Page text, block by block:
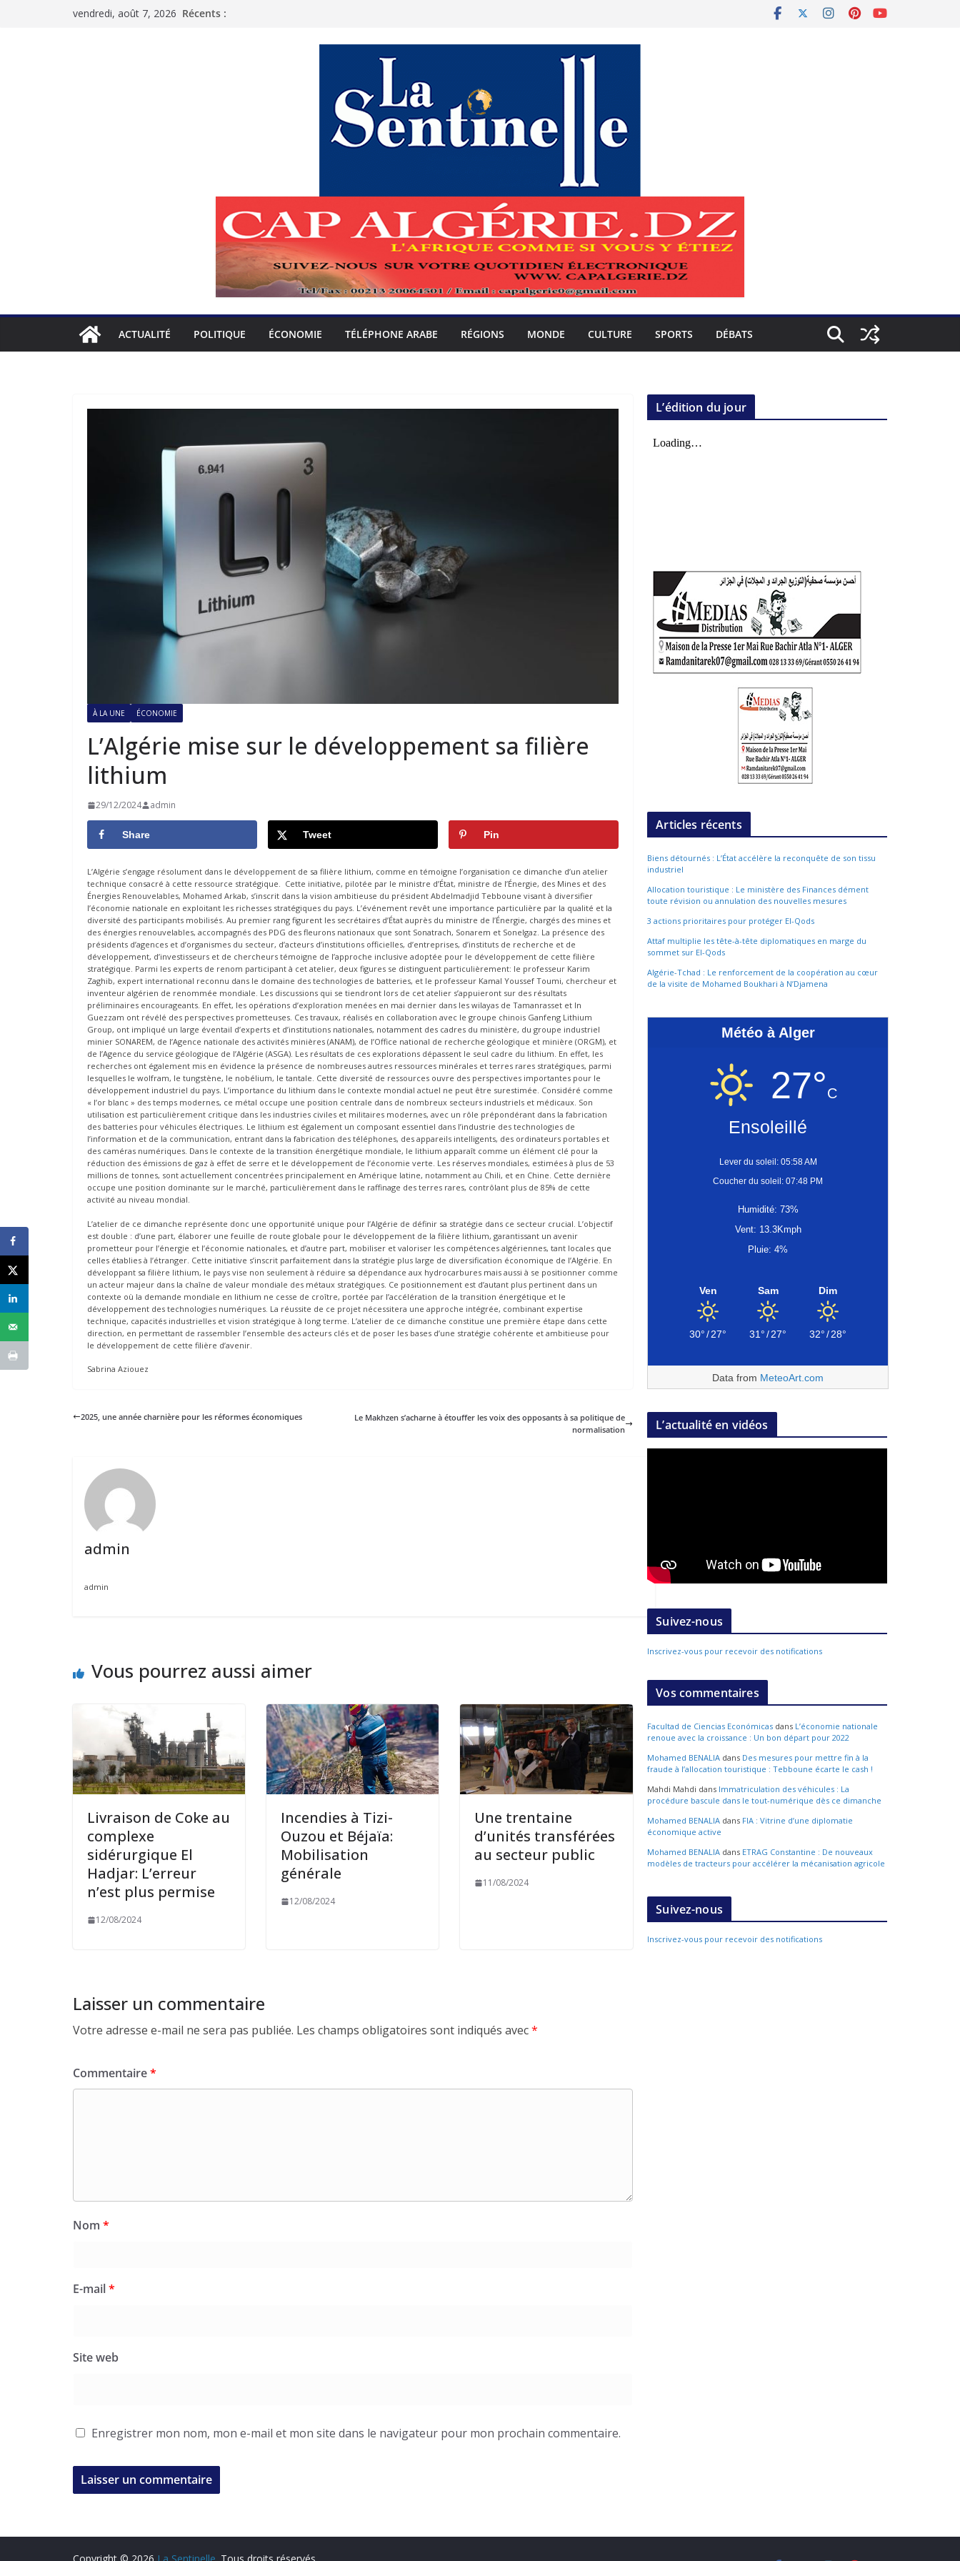
vendredi, août 7, 2026 Récents :
ACTUALITÉ POLITIQUE ÉCONOMIE TÉLÉPHONE ARABE RÉGIONS MONDE CULTURE SPORTS DÉBATS
À LA UNE ÉCONOMIE
L’Algérie mise sur le développement sa filière
lithium
29/12/2024 admin
Share Tweet Pin
L’Algérie s’engage résolument dans le développement de sa filière lithium, comme en témoigne l’organisation ce dimanche d’un atelier
technique consacré à cette ressource stratégique. Cette initiative, pilotée par le ministre d’État, ministre de l’Énergie, des Mines et des
Énergies Renouvelables, Mohamed Arkab, s’inscrit dans la vision ambitieuse du président Abdelmadjid Tebboune visant à diversifier
l’économie nationale en exploitant les richesses stratégiques du pays. L’événement revêt une importance particulière par la qualité et la
diversité des participants mobilisés. Au premier rang figurent les secrétaires d’État auprès du ministre de l’Énergie, chargés des mines et
des énergies renouvelables, accompagnés des PDG des fleurons nationaux que sont Sonatrach, Sonarem et Sonelgaz. La présence des
présidents d’agences et d’organismes du secteur, d’acteurs d’institutions officielles, d’entreprises, d’instituts de recherche et de
développement, d’investisseurs et de chercheurs témoigne de l’approche inclusive adoptée pour le développement de cette filière
stratégique. Parmi les experts de renom participant à cet atelier, deux figures se distinguent particulièrement: le professeur Karim
Zaghib, expert international reconnu dans le domaine des technologies de batteries, et le professeur Kamal Youssef Toumi, chercheur et
inventeur algérien de renommée mondiale. Les discussions qui se tiendront lors de cet atelier s’appuieront sur des résultats
préliminaires encourageants. En effet, les opérations d’exploration menées en mai dernier dans les wilayas de Tamanrasset et In
Guezzam ont révélé des perspectives prometteuses. Ces travaux, réalisés en collaboration avec le groupe chinois Ganfeng Lithium
Group, ont impliqué un large éventail d’experts et d’institutions nationales, notamment des cadres du ministère, du groupe industriel
minier SONAREM, de l’Agence nationale des activités minières (ANAM), de l’Office national de recherche géologique et minière (ORGM), et
de l’Agence du service géologique de l’Algérie (ASGA). Les résultats de ces explorations dépassent le seul cadre du lithium. En effet, les
recherches ont également mis en évidence la présence de nombreuses autres ressources minérales et terres rares stratégiques, parmi
lesquelles le wolfram, le tungstène, le nobélium, le tantale. Cette diversité de ressources ouvre des perspectives importantes pour le
développement industriel du pays. L’importance du lithium dans le contexte mondial actuel ne peut être surestimée. Considéré comme
« l’or blanc » des temps modernes, ce métal occupe une position centrale dans de nombreux secteurs industriels et médicaux. Son
utilisation est particulièrement critique dans les industries civiles et militaires modernes, avec un rôle prépondérant dans la fabrication
des batteries pour véhicules électriques. Le lithium est également un composant essentiel dans l’industrie des technologies de
l’information et de la communication, entrant dans la fabrication des téléphones, des appareils intelligents, des ordinateurs portables et
des caméras numériques. Dans le contexte de la transition énergétique mondiale, le lithium apparaît comme un élément clé pour la
réduction des émissions de gaz à effet de serre et le développement de l’économie verte. Les réserves mondiales, estimées à plus de 53
millions de tonnes, sont actuellement concentrées principalement en Amérique latine, notamment au Chili, et en Chine. Cette dernière
occupe une position dominante sur le marché, particulièrement dans le raffinage des terres rares, contrôlant plus de 85% de cette
activité au niveau mondial.
L’atelier de ce dimanche représente donc une opportunité unique pour l’Algérie de définir sa stratégie dans ce secteur crucial. L’objectif
est double : d’une part, élaborer une feuille de route globale pour le développement de la filière lithium, garantissant un avenir
prometteur pour l’énergie et l’économie nationales, et d’autre part, mobiliser et valoriser les compétences algériennes, tant locales que
celles établies à l’étranger. Cette initiative s’inscrit parfaitement dans la stratégie plus large de diversification économique de l’Algérie. En
développant sa filière lithium, le pays vise non seulement à réduire sa dépendance aux hydrocarbures mais aussi à se positionner comme
un acteur majeur dans la chaîne de valeur mondiale des métaux stratégiques. Ce positionnement est d’autant plus pertinent dans un
contexte où la demande mondiale en lithium ne cesse de croître, portée par l’accélération de la transition énergétique et le
développement des technologies numériques. La réussite de ce projet nécessitera une approche intégrée, combinant expertise
technique, capacités industrielles et vision stratégique à long terme. L’atelier de ce dimanche constitue une première étape dans cette
direction, en permettant de rassembler l’ensemble des acteurs clés et de poser les bases d’une stratégie cohérente et ambitieuse pour
le développement de cette filière d’avenir.
Sabrina Aziouez
2025, une année charnière pour les réformes économiques
Le Makhzen s’acharne à étouffer les voix des opposants à sa politique de
normalisation
admin
admin
Vous pourrez aussi aimer
Livraison de Coke au
complexe
sidérurgique El
Hadjar: L’erreur
n’est plus permise
12/08/2024
Incendies à Tizi-
Ouzou et Béjaïa:
Mobilisation
générale
12/08/2024
Une trentaine
d’unités transférées
au secteur public
11/08/2024
Laisser un commentaire
Votre adresse e-mail ne sera pas publiée. Les champs obligatoires sont indiqués avec*
Commentaire*
Nom *
E-mail*
Site web
Enregistrer mon nom, mon e-mail et mon site dans le navigateur pour mon prochain commentaire.
L’édition du jour
Articles récents
Biens détournés : L’État accélère la reconquête de son tissu
industriel
Allocation touristique : Le ministère des Finances dément
toute révision ou annulation des nouvelles mesures
3 actions prioritaires pour protéger El-Qods
Attaf multiplie les tête-à-tête diplomatiques en marge du
sommet sur El-Qods
Algérie-Tchad : Le renforcement de la coopération au cœur
de la visite de Mohamed Boukhari à N’Djamena
Météo à Alger
27°C
Ensoleillé
Lever du soleil: 05:58 AM
Coucher du soleil: 07:48 PM
Humidité: 73%
Vent: 13.3Kmph
Pluie: 4%
Ven
30°/27°
Sam
31°/27°
Dim
32°/28°
Data from MeteoArt.com
L’actualité en vidéos
Suivez-nous
Inscrivez-vous pour recevoir des notifications
Vos commentaires
Facultad de Ciencias Económicas dans L’économie nationale
renoue avec la croissance : Un bon départ pour 2022
Mohamed BENALIA dans Des mesures pour mettre fin à la
fraude à l’allocation touristique : Tebboune écarte le cash !
Mahdi Mahdi dans Immatriculation des véhicules : La
procédure bascule dans le tout-numérique dès ce dimanche
Mohamed BENALIA dans FIA : Vitrine d’une diplomatie
économique active
Mohamed BENALIA dans ETRAG Constantine : De nouveaux
modèles de tracteurs pour accélérer la mécanisation agricole
Suivez-nous
Inscrivez-vous pour recevoir des notifications